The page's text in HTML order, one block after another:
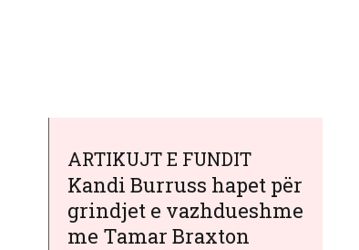
ARTIKUJT E FUNDIT
Kandi Burruss hapet për
grindjet e vazhdueshme
me Tamar Braxton